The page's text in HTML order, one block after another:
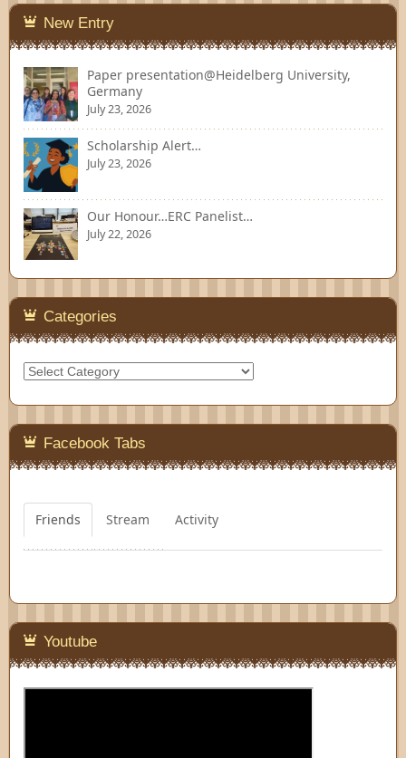
New Entry
Paper presentation@Heidelberg University,
Germany
July 23, 2026
Scholarship Alert…
July 23, 2026
Our Honour…ERC Panelist…
July 22, 2026
Categories
Categories
Facebook Tabs
Friends Stream Activity
Youtube